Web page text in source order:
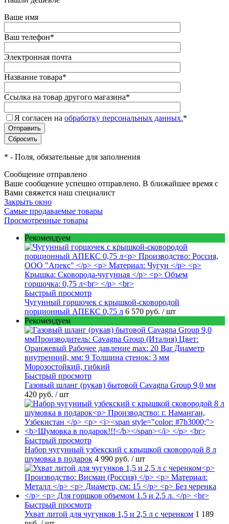
Ваше имя
Ваш телефон*
Электронная почта
Название товара*
Ссылка на товар другого магазина*
Я согласен на обработку персональных данных.*
* - Поля, обязательные для заполнения
Сообщение отправлено
Ваше сообщение успешно отправлено. В ближайшее время с
Вами свяжется наш специалист
Закрыть окно
Самые продаваемые товары
Просмотренные товары
Рекомендуем
Быстрый просмотр
Чугунный горшочек с крышкой-сковородой
порционный АПЕКС 0,75 л 6 570 руб. / шт
Рекомендуем
Быстрый просмотр
Газовый шланг (рукав) бытовой Cavagna Group 9,0 мм
420 руб. / шт
Быстрый просмотр
Набор чугунный узбекский с крышкой сковородой 8 л
шумовка в подарок 4 990 руб. / шт
Быстрый просмотр
Ухват литой для чугунков 1,5 и 2,5 л с черенком 1 189